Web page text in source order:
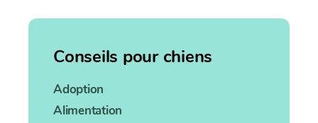
Conseils pour chiens
Adoption
Alimentation